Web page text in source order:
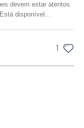
devem estar atentos
disponível...
1